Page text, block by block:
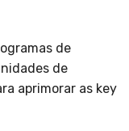
de
de
aprimorar as key